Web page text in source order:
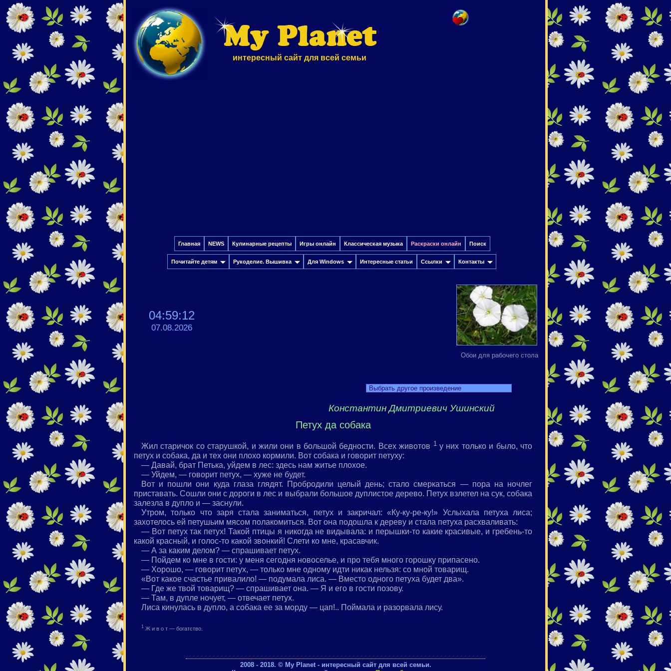
интересный сайт для всей семьи
Главная NEWS Кулинарные рецепты Игры онлайн Классическая музыка Раскраски онлайн Поиск
Почитайте детям Рукоделие. Вышивка Для Windows Интересные cтатьи Ссылки Контакты
04:59:12
07.08.2026
Обои для рабочего стола
Выбрать другое произведение
Константин Дмитриевич Ушинский
Петух да собака
Жил старичок со старушкой, и жили они в большой бедности. Всех животов 1у них только и было, что
петух и собака, да и тех они плохо кормили. Вот собака и говорит петуху:
— Давай, брат Петька, уйдем в лес: здесь нам житье плохое.
— Уйдем, — говорит петух, — хуже не будет.
Вот и пошли они куда глаза глядят. Пробродили целый день; стало смеркаться — пора на ночлег
приставать. Сошли они с дороги в лес и выбрали большое дуплистое дерево. Петух взлетел на сук, собака
залезла в дупло и — заснули.
Утром, только что заря стала заниматься, петух и закричал: «Ку-ку-ре-ку!» Услыхала петуха лиса;
захотелось ей петушьим мясом полакомиться. Вот она подошла к дереву и стала петуха расхваливать:
— Вот петух так петух! Такой птицы я никогда не видывала: и перышки-то какие красивые, и гребень-то
какой красный, и голос-то какой звонкий! Слети ко мне, красавчик.
— А за каким делом? — спрашивает петух.
— Пойдем ко мне в гости: у меня сегодня новоселье, и про тебя много горошку припасено.
— Хорошо, — говорит петух, — только мне одному идти никак нельзя: со мной товарищ.
«Вот какое счастье привалило! — подумала лиса. — Вместо одного петуха будет два».
— Где же твой товарищ? — спрашивает она. — Я и его в гости позову.
— Там, в дупле ночует, — отвечает петух.
Лиса кинулась в дупло, а собака ее за морду — цап!.. Поймала и разорвала лису.
1 Ж и в о т — богатство.
2008 - 2018. © My Planet - интересный сайт для всей семьи.